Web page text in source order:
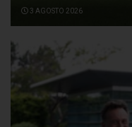
3 AGOSTO 2026